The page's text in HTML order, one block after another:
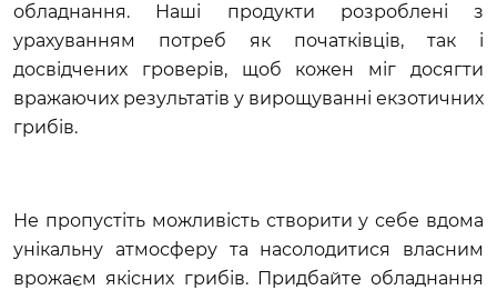
обладнання. Наші продукти розроблені з
урахуванням потреб як початківців, так і
досвідчених гроверів, щоб кожен міг досягти
вражаючих результатів у вирощуванні екзотичних
грибів.
Не пропустіть можливість створити у себе вдома
унікальну атмосферу та насолодитися власним
врожаєм якісних грибів. Придбайте обладнання